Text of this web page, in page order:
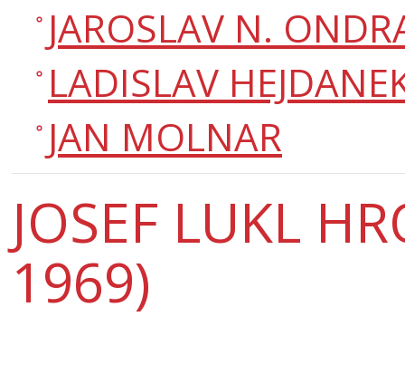
JAROSLAV N.
LADISLAV
JAN MOLNAR
JOSEF LUKL
1969)